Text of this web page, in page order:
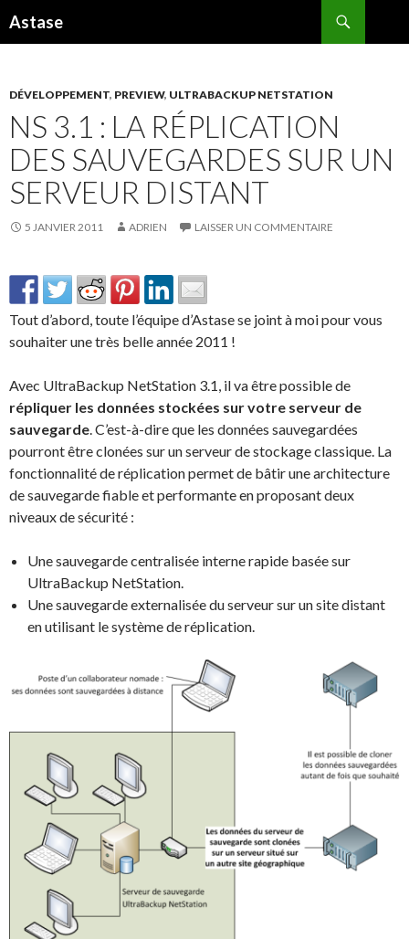
Astase
DÉVELOPPEMENT, PREVIEW, ULTRABACKUP NETSTATION
NS 3.1 : LA RÉPLICATION
DES SAUVEGARDES SUR UN
SERVEUR DISTANT
5 JANVIER 2011 ADRIEN LAISSER UN COMMENTAIRE
Tout d’abord, toute l’équipe d’Astase se joint à moi pour vous
souhaiter une très belle année 2011 !
Avec UltraBackup NetStation 3.1, il va être possible de
répliquer les données stockées sur votre serveur de
sauvegarde. C’est-à-dire que les données sauvegardées
pourront être clonées sur un serveur de stockage classique. La
fonctionnalité de réplication permet de bâtir une architecture
de sauvegarde fiable et performante en proposant deux
niveaux de sécurité :
Une sauvegarde centralisée interne rapide basée sur
UltraBackup NetStation.
Une sauvegarde externalisée du serveur sur un site distant
en utilisant le système de réplication.